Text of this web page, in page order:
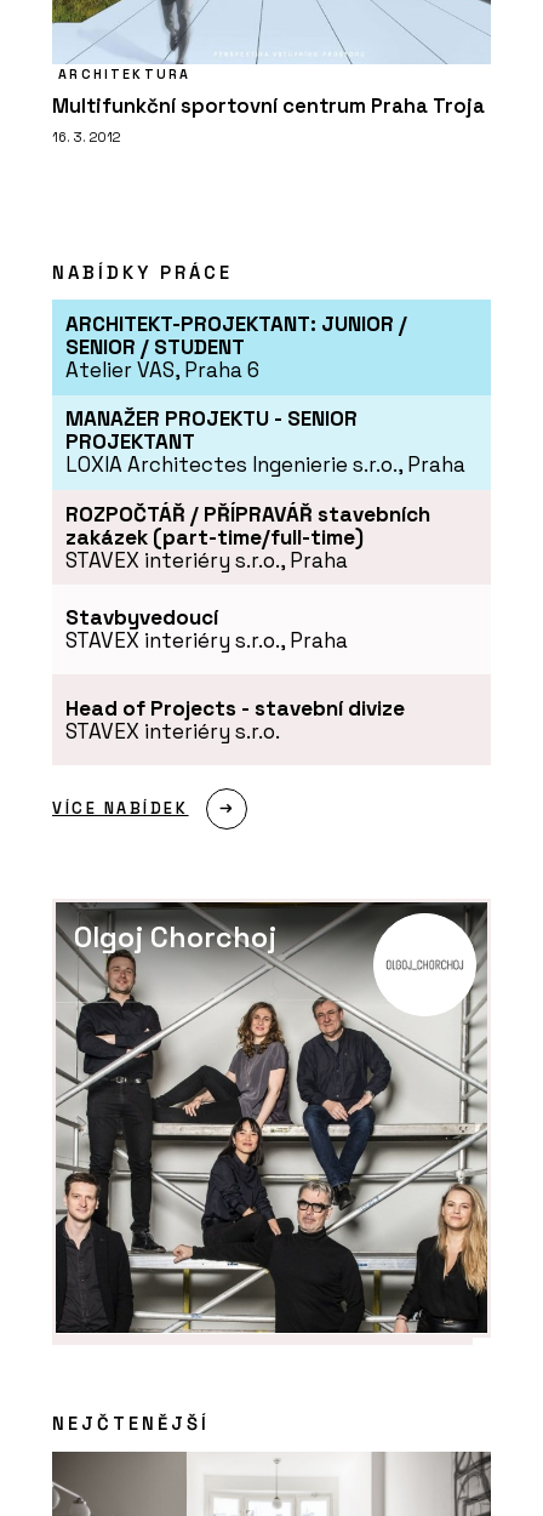
ARCHITEKTURA
Multifunkční sportovní centrum Praha Troja
16. 3. 2012
NABÍDKY PRÁCE
ARCHITEKT-PROJEKTANT: JUNIOR /
SENIOR / STUDENT
Atelier VAS, Praha 6
MANAŽER PROJEKTU - SENIOR
PROJEKTANT
LOXIA Architectes Ingenierie s.r.o., Praha
ROZPOČTÁŘ / PŘÍPRAVÁŘ stavebních
zakázek (part-time/full-time)
STAVEX interiéry s.r.o., Praha
Stavbyvedoucí
STAVEX interiéry s.r.o., Praha
Head of Projects - stavební divize
STAVEX interiéry s.r.o.
VÍCE NABÍDEK
Olgoj Chorchoj
NEJČTENĚJŠÍ